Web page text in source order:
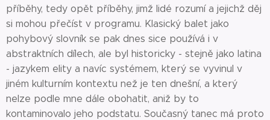
příběhy, tedy opět příběhy, jimž lidé rozumí a jejichž děj
si mohou přečíst v programu. Klasický balet jako
pohybový slovník se pak dnes sice používá i v
abstraktních dílech, ale byl historicky - stejně jako latina
- jazykem elity a navíc systémem, který se vyvinul v
jiném kulturním kontextu než je ten dnešní, a který
nelze podle mne dále obohatit, aniž by to
kontaminovalo jeho podstatu. Současný tanec má proto